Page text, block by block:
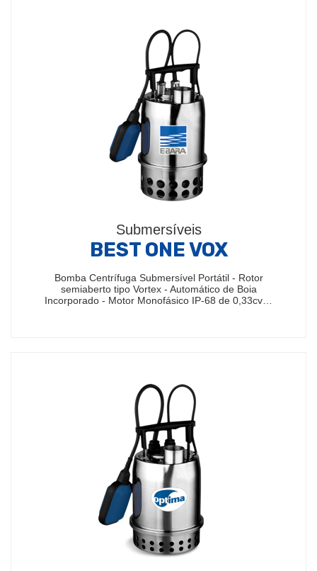
Submersíveis
BEST ONE VOX
Bomba Centrífuga Submersível Portátil - Rotor
semiaberto tipo Vortex - Automático de Boia
Incorporado - Motor Monofásico IP-68 de 0,33cv…